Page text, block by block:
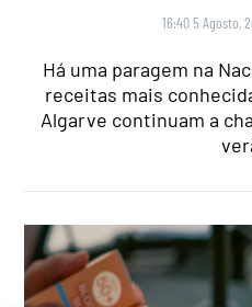
16:40 5 Agosto,
Há uma paragem na
receitas mais
Algarve continuam a